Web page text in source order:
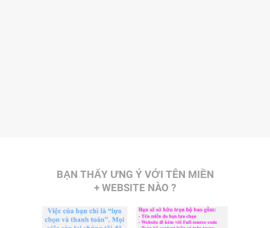
BẠN THẤY ƯNG Ý VỚI TÊN MIỀN
+ WEBSITE NÀO ?